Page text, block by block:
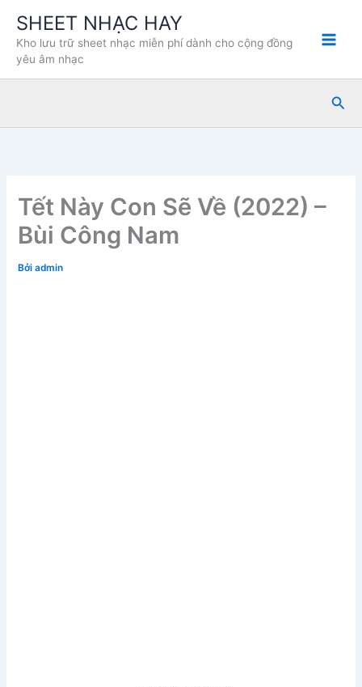
dung
SHEET NHẠC HAY
Kho lưu trữ sheet nhạc miễn phí dành cho cộng đồng
yêu âm nhạc
Tìm
Tết Này Con Sẽ Về (2022) –
Bùi Công Nam
Bởiadmin